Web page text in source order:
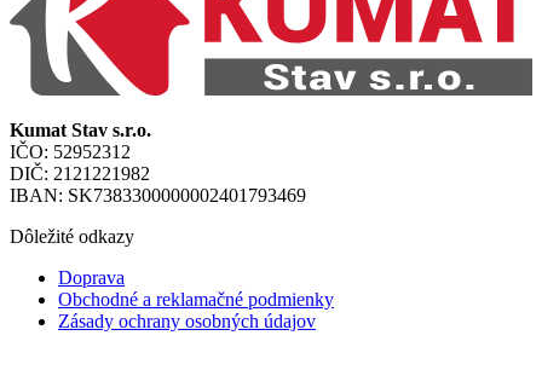
Kumat Stav s.r.o.
IČO: 52952312
DIČ: 2121221982
IBAN: SK7383300000002401793469
Dôležité odkazy
Doprava
Obchodné a reklamačné podmienky
Zásady ochrany osobných údajov